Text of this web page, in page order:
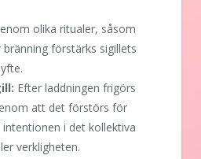
olika ritualer, såsom
förstärks sigillets
Efter laddningen frigörs
att det förstörs för
i det kollektiva
verkligheten.